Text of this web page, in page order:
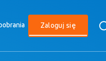
Zaloguj się